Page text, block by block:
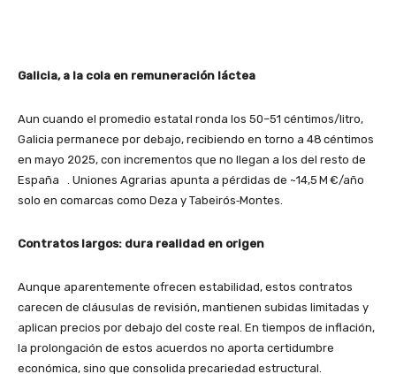
Galicia, a la cola en remuneración láctea
Aun cuando el promedio estatal ronda los 50–51 céntimos/litro,
Galicia permanece por debajo, recibiendo en torno a 48 céntimos
en mayo 2025, con incrementos que no llegan a los del resto de
España
. Uniones Agrarias apunta a pérdidas de ~14,5 M €/año
solo en comarcas como Deza y Tabeirós‑Montes.
Contratos largos: dura realidad en origen
Aunque aparentemente ofrecen estabilidad, estos contratos
carecen de cláusulas de revisión, mantienen subidas limitadas y
aplican precios por debajo del coste real. En tiempos de inflación,
la prolongación de estos acuerdos no aporta certidumbre
económica, sino que consolida precariedad estructural.